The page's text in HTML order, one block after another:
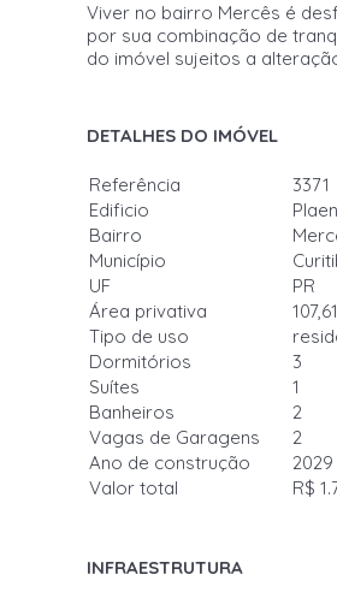
Viver no bairro Mercês é
por sua combinação de
do imóvel sujeitos a
DETALHES DO IMÓVEL
Referência
3371
Edificio
Bairro
Município
UF
PR
Área privativa
Tipo de uso
Dormitórios
3
Suítes
1
Banheiros
2
Vagas de Garagens
2
Ano de construção
2029
Valor total
R$
INFRAESTRUTURA